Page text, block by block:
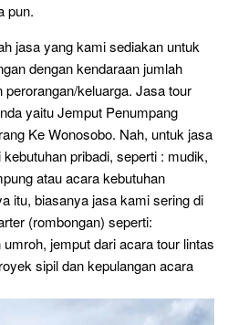
pun.
jasa yang kami sediakan untuk
dengan kendaraan jumlah
keluarga. Jasa tour
yaitu Jemput Penumpang
Ke Wonosobo. Nah, untuk jasa
pribadi, seperti : mudik,
atau acara kebutuhan
itu, biasanya jasa kami sering di
(rombongan) seperti:
jemput dari acara tour lintas
sipil dan kepulangan acara